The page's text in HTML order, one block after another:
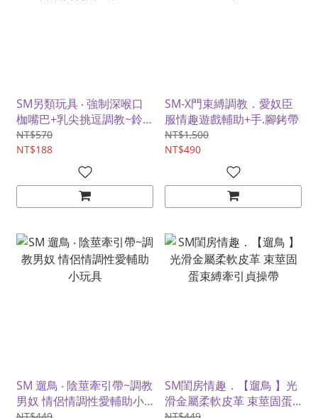
SM另類玩具 ‧ 強制深喉口
枷嘴巴+乳尖挑逗調教~鈴
鐺雙乳夾﹝紅﹞
NT$570
NT$188
SM-X門束縛調教．愛奴臣
服情趣遊戲輔助+手.腳銬帶
NT$1,500
NT$490
SM 遛鳥 ‧ 陰莖牽引帶~調教
男奴 情侶情調性愛輔助小
SM閨房情趣．【遛鳥 】光
滑金屬柔軟皮革 束莖固蛋